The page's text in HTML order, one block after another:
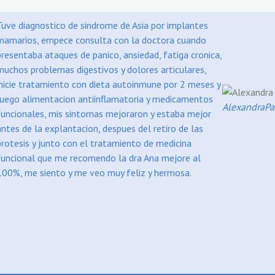
diagnostico de sindrome de Asia por implantes
empece consulta con la doctora cuando
ataques de panico, ansiedad, fatiga cronica,
problemas digestivos y dolores articulares,
tratamiento con dieta autoinmune por 2 meses y
alimentacion antiinflamatoria y medicamentos
mis sintomas mejoraron y estaba mejor
de la explantacion, despues del retiro de las
y junto con el tratamiento de medicina
que me recomendo la dra Ana mejore al
me siento y me veo muy feliz y hermosa.
Alexandra